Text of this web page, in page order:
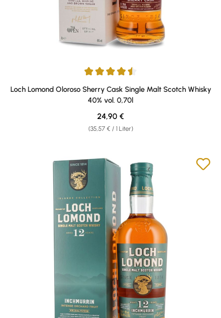
Durchschnittliche Bewertung von 4.5 von 5 Sternen
Loch Lomond Oloroso Sherry Cask Single Malt Scotch Whisky
40% vol. 0,70l
(35,57 € / 1 Liter)
Regulärer Preis:
24,90 €